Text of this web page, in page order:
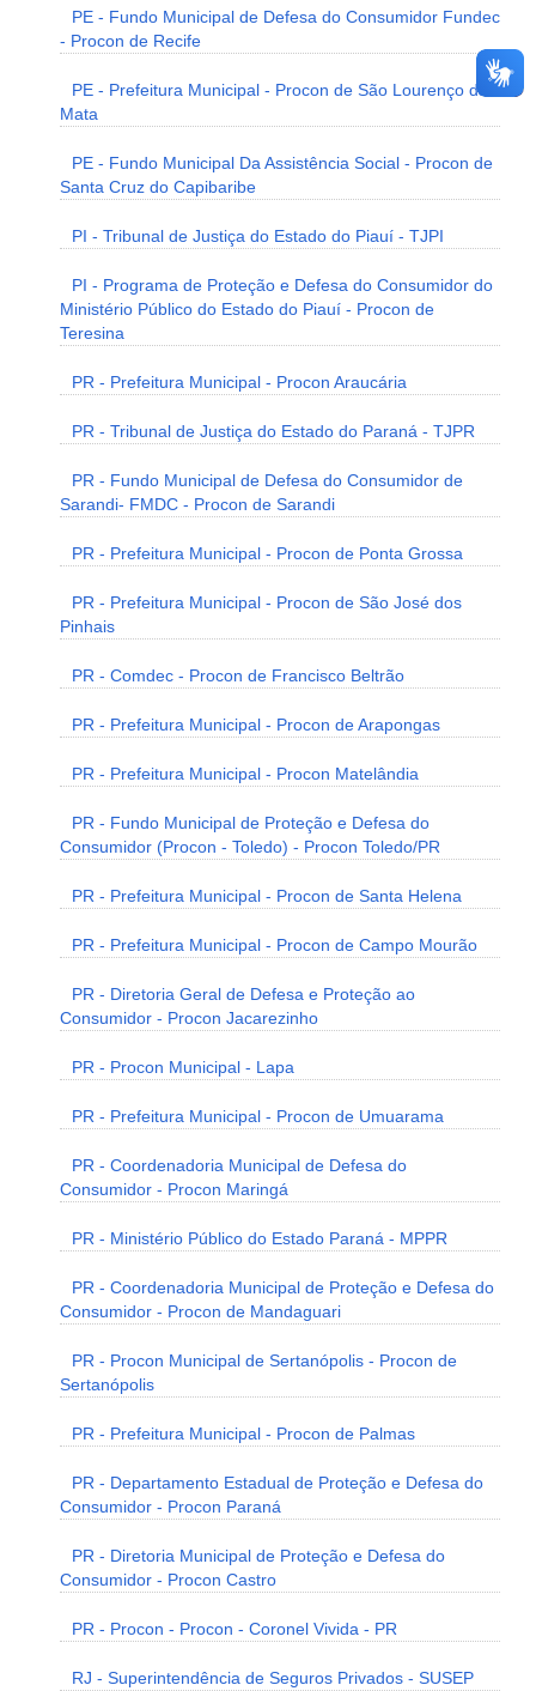
PE - Fundo Municipal de Defesa do Consumidor Fundec
- Procon de Recife
PE - Prefeitura Municipal - Procon de São Lourenço da
Mata
PE - Fundo Municipal Da Assistência Social - Procon de
Santa Cruz do Capibaribe
PI - Tribunal de Justiça do Estado do Piauí - TJPI
PI - Programa de Proteção e Defesa do Consumidor do
Ministério Público do Estado do Piauí - Procon de
Teresina
PR - Prefeitura Municipal - Procon Araucária
PR - Tribunal de Justiça do Estado do Paraná - TJPR
PR - Fundo Municipal de Defesa do Consumidor de
Sarandi- FMDC - Procon de Sarandi
PR - Prefeitura Municipal - Procon de Ponta Grossa
PR - Prefeitura Municipal - Procon de São José dos
Pinhais
PR - Comdec - Procon de Francisco Beltrão
PR - Prefeitura Municipal - Procon de Arapongas
PR - Prefeitura Municipal - Procon Matelândia
PR - Fundo Municipal de Proteção e Defesa do
Consumidor (Procon - Toledo) - Procon Toledo/PR
PR - Prefeitura Municipal - Procon de Santa Helena
PR - Prefeitura Municipal - Procon de Campo Mourão
PR - Diretoria Geral de Defesa e Proteção ao
Consumidor - Procon Jacarezinho
PR - Procon Municipal - Lapa
PR - Prefeitura Municipal - Procon de Umuarama
PR - Coordenadoria Municipal de Defesa do
Consumidor - Procon Maringá
PR - Ministério Público do Estado Paraná - MPPR
PR - Coordenadoria Municipal de Proteção e Defesa do
Consumidor - Procon de Mandaguari
PR - Procon Municipal de Sertanópolis - Procon de
Sertanópolis
PR - Prefeitura Municipal - Procon de Palmas
PR - Departamento Estadual de Proteção e Defesa do
Consumidor - Procon Paraná
PR - Diretoria Municipal de Proteção e Defesa do
Consumidor - Procon Castro
PR - Procon - Procon - Coronel Vivida - PR
RJ - Superintendência de Seguros Privados - SUSEP